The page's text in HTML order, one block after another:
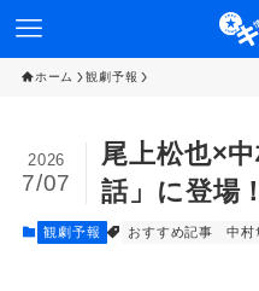
ホーム 観劇予報
尾上松也×
話」に登場
2026
7/07
観劇予報 おすすめ記事 中村